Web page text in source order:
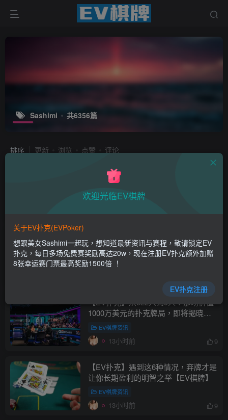
Sashimi 共6356篇
排序 更新 浏览 点赞 评论
【EV扑克】Day1倒数第2到主赛冠
军！HU他只用17手牌就赢走1000万
刀！【EV棋牌】
EV棋牌资讯
10
【EV扑克】当年横扫牌桌的那批老玩
家，如今怎么连鱼都打不过了【EV棋
牌】EV棋牌资讯
【EV扑克】从922人到9人：那场价值
1000万美元的扑克牌局，即将揭晓最
终答案【EV棋牌】
EV棋牌资讯
13小时前 9
【EV扑克】遇到这6种情况，弃牌才是
让你长期盈利的明智之举【EV棋牌】
EV棋牌资讯
13小时前 9
欢迎光临EV棋牌
关于EV扑克(EVPoker)
想跟美女Sashimi一起玩，想知道最新资讯与赛程，敬请锁定EV
扑克，每日多场免费赛奖励高达20w，现在注册EV扑克额外加赠
8张幸运赛门票最高奖励1500倍 ！
EV扑克注册